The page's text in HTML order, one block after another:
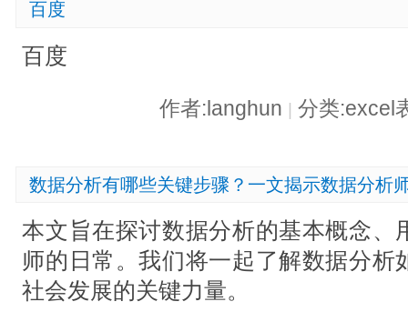
百度
百度
作者:langhun 分类:excel
数据分析有哪些关键步骤？一文揭示数据分析
本文旨在探讨数据分析的基本概念、
师的日常。我们将一起了解数据分析
社会发展的关键力量。